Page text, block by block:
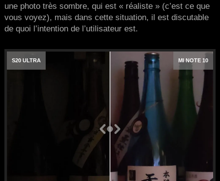
une photo très sombre, qui est « réaliste » (c’est ce que
vous voyez), mais dans cette situation, il est discutable
de quoi l’intention de l’utilisateur est.
S20 ULTRA MI NOTE 10